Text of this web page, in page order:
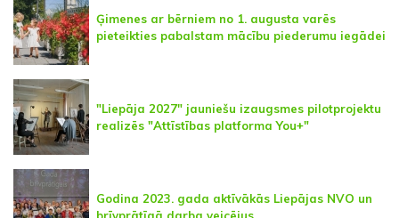
Ģimenes ar bērniem no 1. augusta varēs
pieteikties pabalstam mācību piederumu iegādei
"Liepāja 2027" jauniešu izaugsmes pilotprojektu
realizēs "Attīstības platforma You+"
Godina 2023. gada aktīvākās Liepājas NVO un